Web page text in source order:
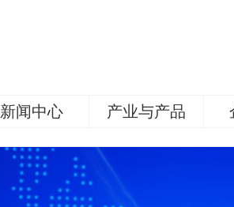
新闻中心 产业与产品